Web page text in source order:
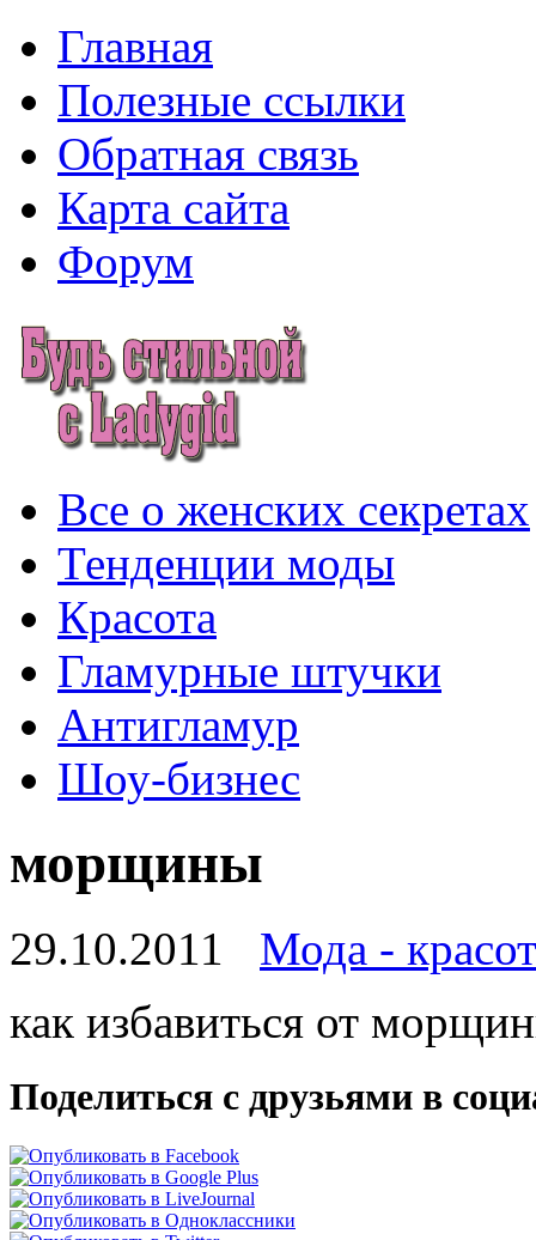
Главная
Полезные ссылки
Обратная связь
Карта сайта
Форум
Все о женских секретах
Тенденции моды
Красота
Гламурные штучки
Антигламур
Шоу-бизнес
морщины
29.10.2011
Мода -
как избавиться от
Поделиться с друзьями в